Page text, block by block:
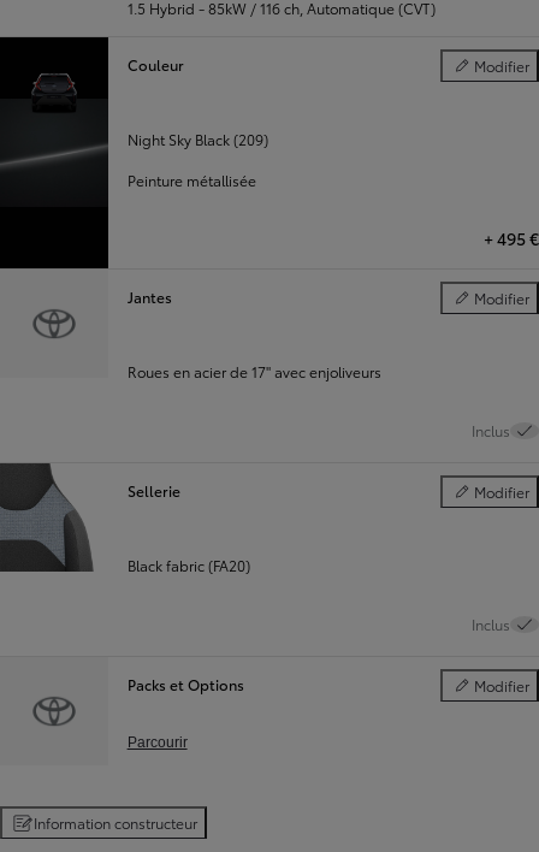
1.5 Hybrid - 85kW / 116 ch, Automatique (CVT)
Couleur Modifier
Couleur
Night Sky Black (209)
Peinture métallisée
+495 €
Jantes Modifier
Jantes
Roues en acier de 17" avec enjoliveurs
Inclus
Sellerie Modifier
Sellerie
Black fabric (FA20)
Inclus
Packs et Options Modifier
Packs et
Parcourir
Information constructeur